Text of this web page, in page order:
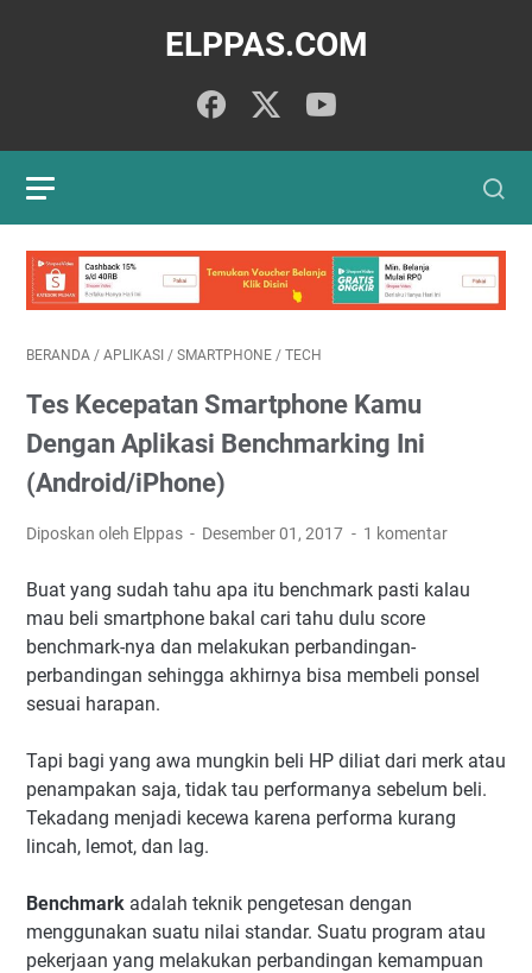
ELPPAS.COM
BERANDA / APLIKASI / SMARTPHONE / TECH
Tes Kecepatan Smartphone Kamu
Dengan Aplikasi Benchmarking Ini
(Android/iPhone)
Diposkan oleh Elppas Desember 01, 2017 1 komentar
Buat yang sudah tahu apa itu benchmark pasti kalau
mau beli smartphone bakal cari tahu dulu score
benchmark-nya dan melakukan perbandingan-
perbandingan sehingga akhirnya bisa membeli ponsel
sesuai harapan.
Tapi bagi yang awa mungkin beli HP diliat dari merk atau
penampakan saja, tidak tau performanya sebelum beli.
Tekadang menjadi kecewa karena performa kurang
lincah, lemot, dan lag.
Benchmark adalah teknik pengetesan dengan
menggunakan suatu nilai standar. Suatu program atau
pekerjaan yang melakukan perbandingan kemampuan